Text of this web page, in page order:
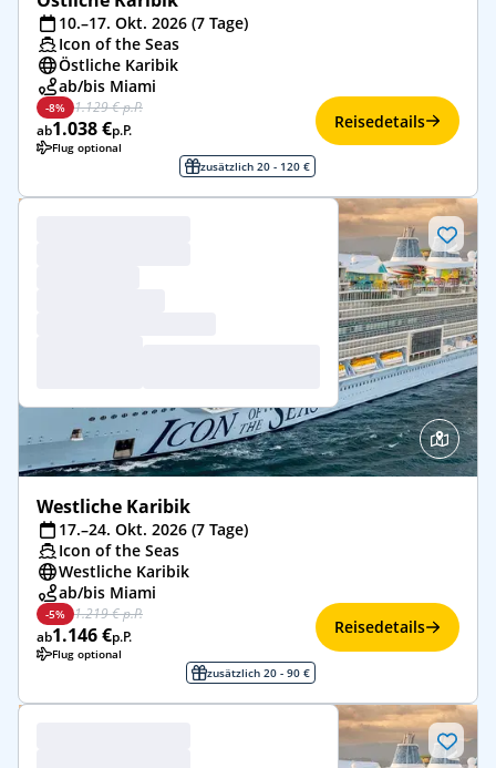
10.–17. Okt. 2026 (7 Tage)
Icon of the Seas
Östliche Karibik
ab/bis Miami
-8% 1.129 € p.P.
ab1.038 €p.P.
Flug optional
zusätzlich 20 - 120 €
Reisedetails
Westliche Karibik
17.–24. Okt. 2026 (7 Tage)
Icon of the Seas
Westliche Karibik
ab/bis Miami
-5% 1.219 € p.P.
ab1.146 €p.P.
Flug optional
zusätzlich 20 - 90 €
Reisedetails